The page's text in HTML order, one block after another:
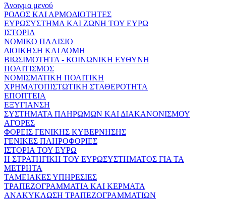
Άνοιγμα μενού
ΡΟΛΟΣ ΚΑΙ ΑΡΜΟΔΙΟΤΗΤΕΣ
ΕΥΡΩΣΥΣΤΗΜΑ ΚΑΙ ΖΩΝΗ ΤΟΥ ΕΥΡΩ
ΙΣΤΟΡΙΑ
ΝΟΜΙΚΟ ΠΛΑΙΣΙΟ
ΔΙΟΙΚΗΣΗ ΚΑΙ ΔΟΜΗ
ΒΙΩΣΙΜΟΤΗΤΑ - ΚΟΙΝΩΝΙΚΗ ΕΥΘΥΝΗ
ΠΟΛΙΤΙΣΜΟΣ
ΝΟΜΙΣΜΑΤΙΚΗ ΠΟΛΙΤΙΚΗ
ΧΡΗΜΑΤΟΠΙΣΤΩΤΙΚΗ ΣΤΑΘΕΡΟΤΗΤΑ
ΕΠΟΠΤΕΙΑ
ΕΞΥΓΙΑΝΣΗ
ΣΥΣΤΗΜΑΤΑ ΠΛΗΡΩΜΩΝ ΚΑΙ ΔΙΑΚΑΝΟΝΙΣΜΟΥ
ΑΓΟΡΕΣ
ΦΟΡΕΙΣ ΓΕΝΙΚΗΣ ΚΥΒΕΡΝΗΣΗΣ
ΓΕΝΙΚΕΣ ΠΛΗΡΟΦΟΡΙΕΣ
ΙΣΤΟΡΙΑ ΤΟΥ ΕΥΡΩ
Η ΣΤΡΑΤΗΓΙΚΗ ΤΟΥ ΕΥΡΩΣΥΣΤΗΜΑΤΟΣ ΓΙΑ ΤΑ
ΜΕΤΡΗΤΑ
ΤΑΜΕΙΑΚΕΣ ΥΠΗΡΕΣΙΕΣ
ΤΡΑΠΕΖΟΓΡΑΜΜΑΤΙΑ ΚΑΙ ΚΕΡΜΑΤΑ
ΑΝΑΚΥΚΛΩΣΗ ΤΡΑΠΕΖΟΓΡΑΜΜΑΤΙΩΝ